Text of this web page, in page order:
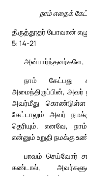
நாம் எதைக்
திருத்தூதர் யோவான்
5: 14-21
அன்பார்ந்தவர்களே,
நாம் கேட்பது
அமைந்திருப்பின், அவர்
அவர்மீது கொண்டுள்ள
கேட்டாலும் அவர்
தெரியும். எனவே,
என்னும் உறுதி நமக்கு
பாவம் செய்வோர்
கண்டால்,